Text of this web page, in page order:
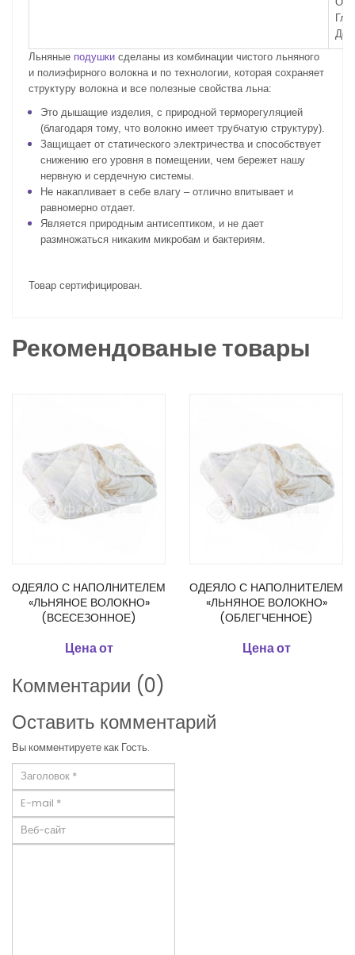
Льняные подушки сделаны из комбинации чистого льняного
и полиэфирного волокна и по технологии, которая сохраняет
структуру волокна и все полезные свойства льна:
Это дышащие изделия, с природной терморегуляцией
(благодаря тому, что волокно имеет трубчатую структуру).
Защищает от статического электричества и способствует
снижению его уровня в помещении, чем бережет нашу
нервную и сердечную системы.
Не накапливает в себе влагу – отлично впитывает и
равномерно отдает.
Является природным антисептиком, и не дает
размножаться никаким микробам и бактериям.
Товар сертифицирован.
Рекомендованые товары
ОДЕЯЛО С НАПОЛНИТЕЛЕМ
«ЛЬНЯНОЕ ВОЛОКНО»
(ВСЕСЕЗОННОЕ)
Цена от
ОДЕЯЛО С НАПОЛНИТЕЛЕМ
«ЛЬНЯНОЕ ВОЛОКНО»
(ОБЛЕГЧЕННОЕ)
Цена от
Комментарии (0)
Оставить комментарий
Вы комментируете как Гость.